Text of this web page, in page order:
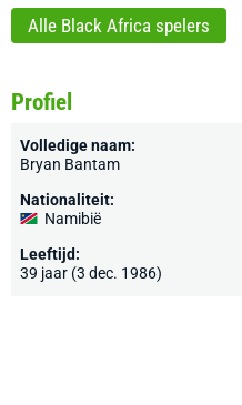
Alle Black Africa spelers
Profiel
Volledige naam:
Bryan Bantam
Nationaliteit:
Namibië
Leeftijd:
39 jaar (3 dec. 1986)